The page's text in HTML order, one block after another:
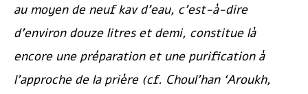
au moyen de neufkavd’eau, c’est-à-dire
d’environ douze litres et demi, constitue là
encore une préparation et une purification à
l’approche de la prière (cf. Choul’han ‘Aroukh,